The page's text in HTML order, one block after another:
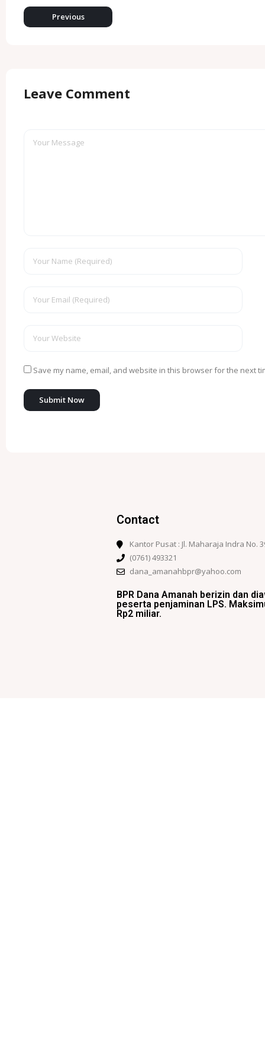
Previous
Leave Comment
Save my name, email, and website in this browser for the next
Contact
Kantor Pusat : Jl. Maharaja Indra No.
(0761) 493321
dana_amanahbpr@yahoo.com
BPR Dana Amanah berizin dan
peserta penjaminan LPS.
Rp2 miliar.